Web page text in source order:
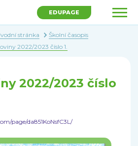
EDUPAGE
stránka
Školní časopis
2022/2023 číslo 1.
2022/2023 číslo
page/da851KoNsfC3L/